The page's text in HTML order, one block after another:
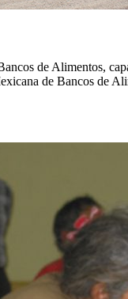
de Alimentos,
de Bancos de